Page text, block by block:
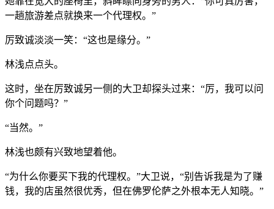
一趟旅游差点就换来一个代理权。”
厉致诚淡淡一笑：“这也是缘分。”
林浅点点头。
这时，坐在厉致诚另一侧的大卫却探头过来：“厉，我可以问
你个问题吗？”
“当然。”
林浅也颇有兴致地望着他。
“为什么你要买下我的代理权。”大卫说，“别告诉我是为了赚
钱，我的店虽然很优秀，但在佛罗伦萨之外根本无人知晓。”